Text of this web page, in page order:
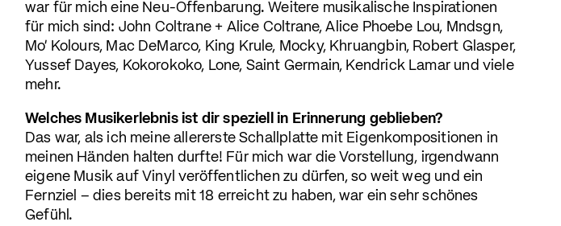
war für mich eine Neu-Offenbarung. Weitere musikalische Inspirationen
für mich sind: John Coltrane + Alice Coltrane, Alice Phoebe Lou, Mndsgn,
Mo' Kolours, Mac DeMarco, King Krule, Mocky, Khruangbin, Robert Glasper,
Yussef Dayes, Kokorokoko, Lone, Saint Germain, Kendrick Lamar und viele
mehr.
Welches Musikerlebnis ist dir speziell in Erinnerung geblieben?
Das war, als ich meine allererste Schallplatte mit Eigenkompositionen in
meinen Händen halten durfte! Für mich war die Vorstellung, irgendwann
eigene Musik auf Vinyl veröffentlichen zu dürfen, so weit weg und ein
Fernziel – dies bereits mit 18 erreicht zu haben, war ein sehr schönes
Gefühl.